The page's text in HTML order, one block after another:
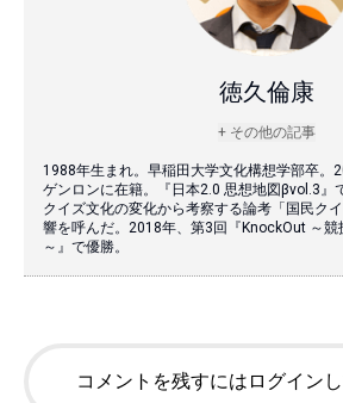
徳久倫康
+ その他の記事
1988年生まれ。早稲田大学文化構想学部卒。
ゲンロンに在籍。『日本2.0 思想地図βvol.3』
クイズ文化の変化から考察する論考「国民ク
響を呼んだ。2018年、第3回『KnockOut ～競
～』で優勝。
コメントを残すにはログインし